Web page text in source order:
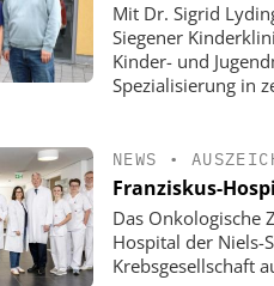
Mit Dr. Sigrid
Siegener
Kinder- und
Spezialisierung in
NEWS •
Franziskus-
Das Onkologische
Hospital der Niels-
Krebsgesellschaft